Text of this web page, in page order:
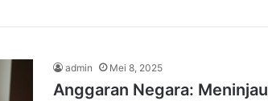
admin Mei 8, 2025
Anggaran Negara: Meninjau